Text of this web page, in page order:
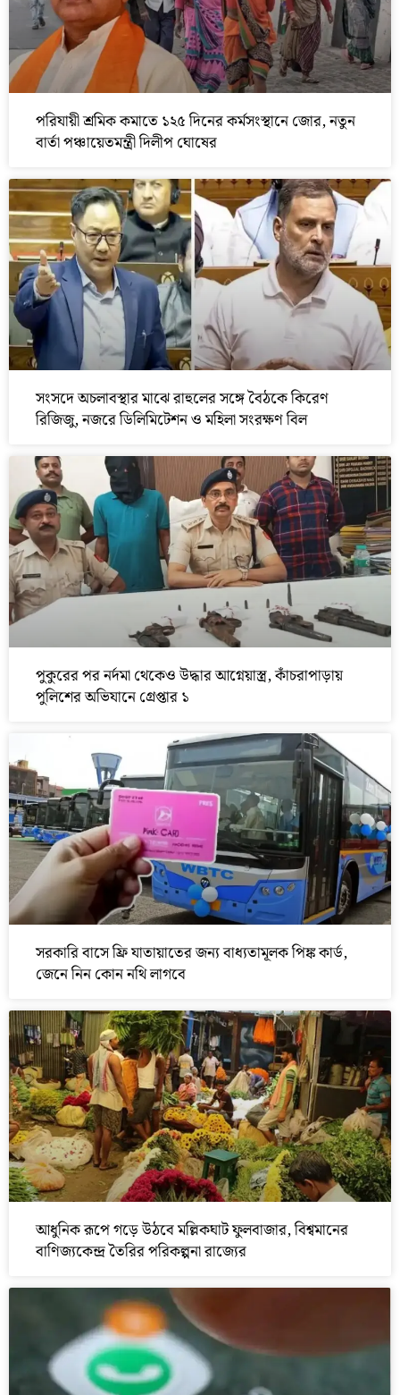
পরিযায়ী শ্রমিক কমাতে ১২৫ দিনের কর্মসংস্থানে জোর, নতুন
বার্তা পঞ্চায়েতমন্ত্রী দিলীপ ঘোষের
সংসদে অচলাবস্থার মাঝে রাহুলের সঙ্গে বৈঠকে কিরেণ
রিজিজু, নজরে ডিলিমিটেশন ও মহিলা সংরক্ষণ বিল
পুকুরের পর নর্দমা থেকেও উদ্ধার আগ্নেয়াস্ত্র, কাঁচরাপাড়ায়
পুলিশের অভিযানে গ্রেপ্তার ১
সরকারি বাসে ফ্রি যাতায়াতের জন্য বাধ্যতামূলক পিঙ্ক কার্ড,
জেনে নিন কোন নথি লাগবে
আধুনিক রূপে গড়ে উঠবে মল্লিকঘাট ফুলবাজার, বিশ্বমানের
বাণিজ্যকেন্দ্র তৈরির পরিকল্পনা রাজ্যের